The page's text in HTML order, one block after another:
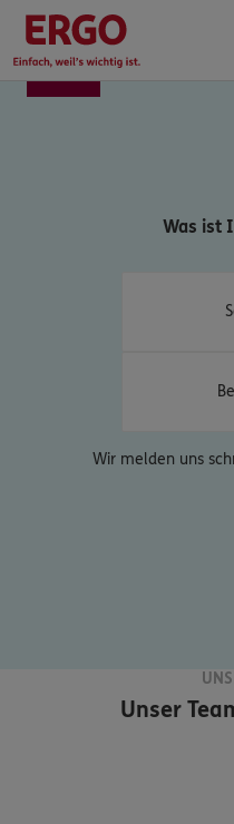
Was ist
Wir melden uns
Unser